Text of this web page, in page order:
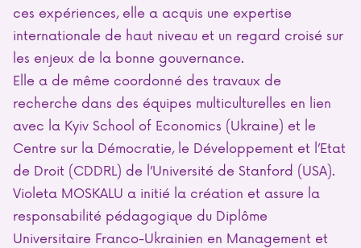
ces expériences, elle a acquis une expertise
internationale de haut niveau et un regard croisé sur
les enjeux de la bonne gouvernance.
Elle a de même coordonné des travaux de
recherche dans des équipes multiculturelles en lien
avec la Kyiv School of Economics (Ukraine) et le
Centre sur la Démocratie, le Développement et l’Etat
de Droit (CDDRL) de l’Université de Stanford (USA).
Violeta MOSKALU a initié la création et assure la
responsabilité pédagogique du Diplôme
Universitaire Franco-Ukrainien en Management et